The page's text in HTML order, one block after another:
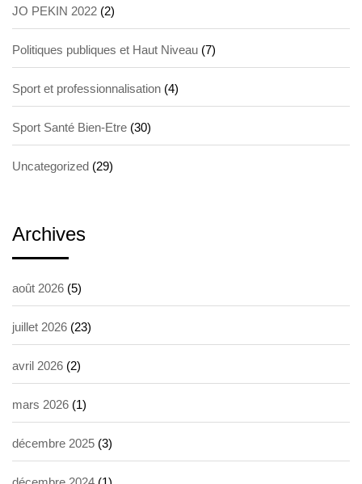
JO PEKIN 2022 (2)
Politiques publiques et Haut Niveau (7)
Sport et professionnalisation (4)
Sport Santé Bien-Etre (30)
Uncategorized (29)
Archives
août 2026 (5)
juillet 2026 (23)
avril 2026 (2)
mars 2026 (1)
décembre 2025 (3)